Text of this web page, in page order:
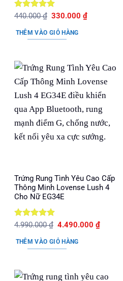
Được xếp
sao
440.000₫ Giá
là:
440.000 ₫.
330.000₫Giá
THÊM VÀO GIỎ HÀNG
Trứng Rung Tình Yêu Cao Cấp
Thông Minh Lovense Lush 4
Cho Nữ EG34E
Được xếp
sao
4.990.000₫ Giá
là:
4.990.000 ₫.
4.490.000₫Giá
THÊM VÀO GIỎ HÀNG